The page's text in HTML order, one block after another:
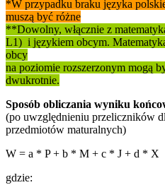
*W przypadku braku języka
muszą być różne
**Dowolny, włącznie z
L1) i językiem obcym.
obcy
na poziomie rozszerzonym mogą
dwukrotnie.
Sposób obliczania wyniku
(po uwzględnieniu przeliczników
przedmiotów maturalnych)
W = a * P + b * M + c * J + d * X
gdzie: